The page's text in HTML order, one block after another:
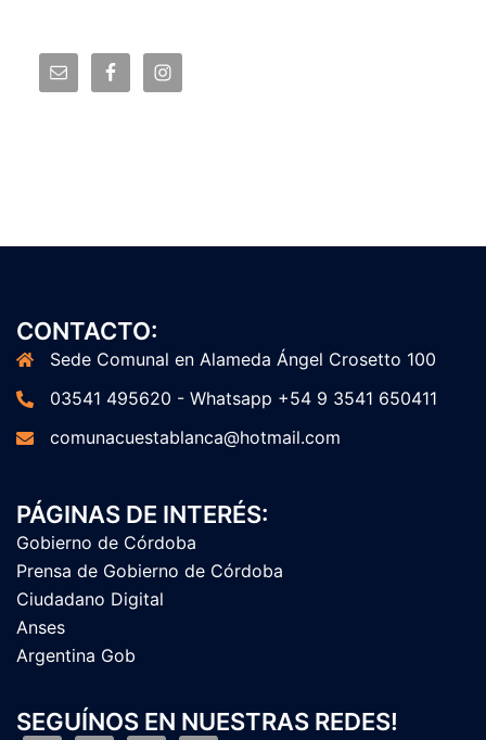
CONTACTO:
Sede Comunal en Alameda Ángel Crosetto 100
03541 495620 - Whatsapp +54 9 3541 650411
comunacuestablanca@hotmail.com
PÁGINAS DE INTERÉS:
Gobierno de Córdoba
Prensa de Gobierno de Córdoba
Ciudadano Digital
Anses
Argentina Gob
SEGUÍNOS EN NUESTRAS REDES!